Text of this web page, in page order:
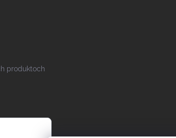
produktoch